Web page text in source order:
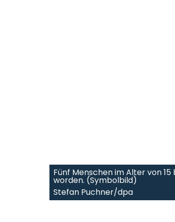
Fünf Menschen im Alter von
worden. (Symbolbild)
Stefan Puchner/dpa